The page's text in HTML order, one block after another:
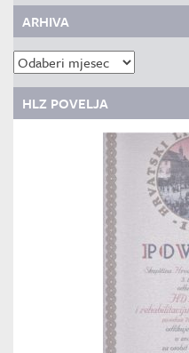
ARHIVA
Arhiva
HLZ POVELJA